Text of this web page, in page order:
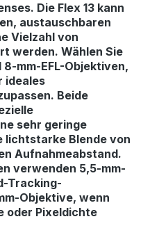
Die Flex 13 kann
austauschbaren
Vielzahl von
werden. Wählen Sie
mm-EFL-Objektiven,
ideales
Beide
sehr geringe
lichtstarke Blende von
Aufnahmeabstand.
verwenden 5,5-mm-
Tracking-
Objektive, wenn
oder Pixeldichte